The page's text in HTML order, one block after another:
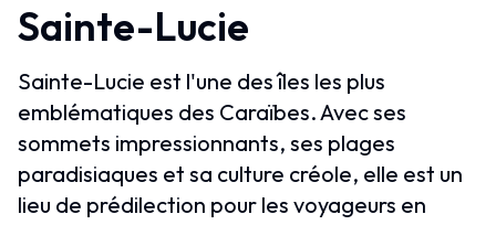
Croisières Caraïbes
Régions des Caraïbes
Grandes Antilles
Petites Antilles
Sainte-Lucie
Sainte-Lucie est l'une des îles les plus
emblématiques des Caraïbes. Avec ses
sommets impressionnants, ses plages
paradisiaques et sa culture créole, elle est un
lieu de prédilection pour les voyageurs en